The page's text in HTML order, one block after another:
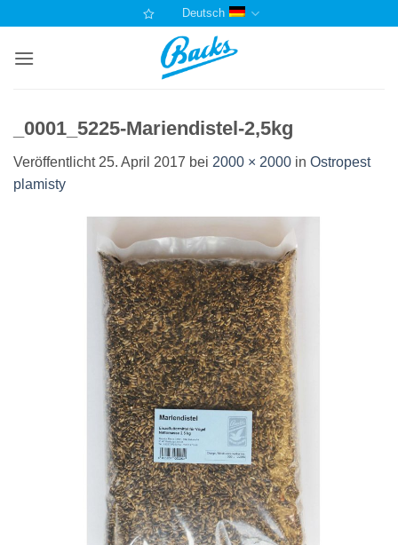
springen
Deutsch
_0001_5225-Mariendistel-2,5kg
Veröffentlicht 25. April 2017 bei 2000 × 2000 in Ostropest
plamisty